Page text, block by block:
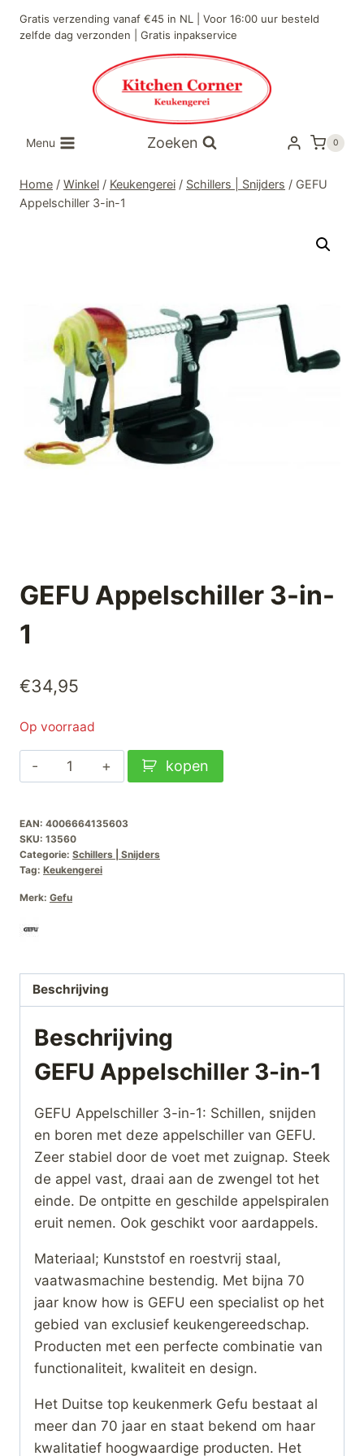
naar
Gratis verzending vanaf €45 in NL | Voor 16:00 uur besteld
zelfde dag verzonden | Gratis inpakservice
Menu Zoeken 0
Home / Winkel / Keukengerei / Schillers | Snijders / GEFU
Appelschiller 3-in-1
GEFU Appelschiller 3-in-
1
€34,95
Op voorraad
GEFU
Appelschiller
in-
1
aantal
kopen
EAN: 4006664135603
SKU: 13560
Categorie: Schillers | Snijders
Tag: Keukengerei
Merk: Gefu
Beschrijving
Beschrijving
GEFU Appelschiller 3-in-1
GEFU Appelschiller 3-in-1: Schillen, snijden
en boren met deze appelschiller van GEFU.
Zeer stabiel door de voet met zuignap. Steek
de appel vast, draai aan de zwengel tot het
einde. De ontpitte en geschilde appelspiralen
eruit nemen. Ook geschikt voor aardappels.
Materiaal; Kunststof en roestvrij staal,
vaatwasmachine bestendig. Met bijna 70
jaar know how is GEFU een specialist op het
gebied van exclusief keukengereedschap.
Producten met een perfecte combinatie van
functionaliteit, kwaliteit en design.
Het Duitse top keukenmerk Gefu bestaat al
meer dan 70 jaar en staat bekend om haar
kwalitatief hoogwaardige producten. Het